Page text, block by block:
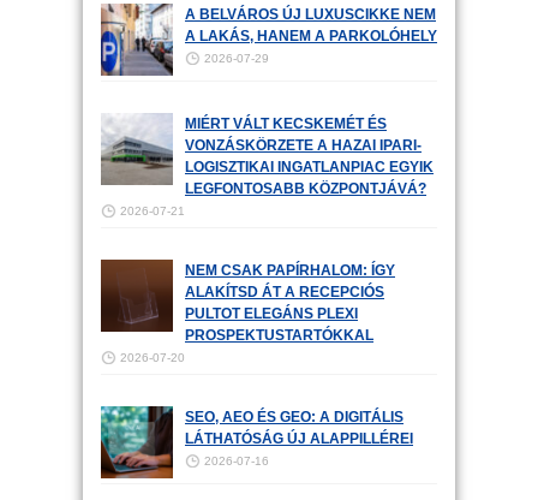
A BELVÁROS ÚJ LUXUSCIKKE NEM
A LAKÁS, HANEM A PARKOLÓHELY
2026-07-29
MIÉRT VÁLT KECSKEMÉT ÉS
VONZÁSKÖRZETE A HAZAI IPARI-
LOGISZTIKAI INGATLANPIAC EGYIK
LEGFONTOSABB KÖZPONTJÁVÁ?
2026-07-21
NEM CSAK PAPÍRHALOM: ÍGY
ALAKÍTSD ÁT A RECEPCIÓS
PULTOT ELEGÁNS PLEXI
PROSPEKTUSTARTÓKKAL
2026-07-20
SEO, AEO ÉS GEO: A DIGITÁLIS
LÁTHATÓSÁG ÚJ ALAPPILLÉREI
2026-07-16